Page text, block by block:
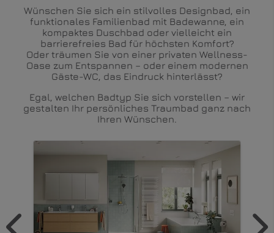
Wünschen Sie sich ein stilvolles Designbad, ein
funktionales Familienbad mit Badewanne, ein
kompaktes Duschbad oder vielleicht ein
barrierefreies Bad für höchsten Komfort?
Oder träumen Sie von einer privaten Wellness-
Oase zum Entspannen – oder einem modernen
Gäste-WC, das Eindruck hinterlässt?
Egal, welchen Badtyp Sie sich vorstellen – wir
gestalten Ihr persönliches Traumbad ganz nach
Ihren Wünschen.